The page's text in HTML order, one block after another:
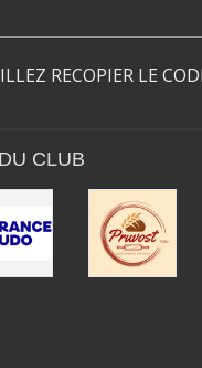
RECOPIER LE
CLUB